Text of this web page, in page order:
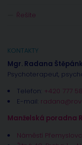
Řešíte
KONTAKTY
Mgr. Radana
Psychoterapeut,
Telefon: +420 777
E-mail:
Manželská poradna
Náměstí